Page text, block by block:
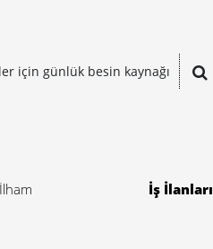
için günlük besin kaynağı
İş İlanları